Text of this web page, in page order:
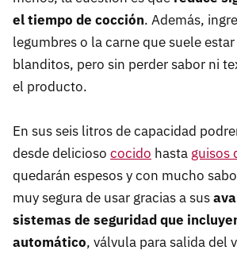
el tiempo de cocción. Además,
legumbres o la carne que suele
blanditos, pero sin perder sabor ni
el producto.
En sus seis litros de capacidad
desde delicioso cocido hasta guisos
quedarán espesos y con mucho
muy segura de usar gracias a sus
sistemas de seguridad que
automático, válvula para salida del